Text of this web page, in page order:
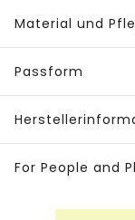
Material und
Passform
For People and